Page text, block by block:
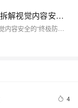
合合信息亮相CSIG AI可信论坛，全面拆解视觉内容安全的“终极防线”！
合合信息在CSIG AI可信论坛上，全面拆解了视觉内容安全的“终极防线”。面对AI伪造泛滥的问题，如Deepfake换脸、PS篡改等，合合信息展示了其前沿技术，包括通用PS检测系统和AIGC与换脸检测系统，有效应对视觉内容安全挑战。公司在国际赛事中屡获殊荣，并联合多方发布《文本图像篡改检测系统技术要求》，推动行业标准化发展。通过技术创新，合合信息为金融、政企等领域提供可靠保障，守护社会信任，引领视觉内容安全新方向。
4